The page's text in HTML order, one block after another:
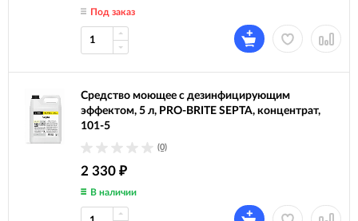
Под заказ
Средство моющее c дезинфицирующим
эффектом, 5 л, PRO-BRITE SEPTA, концентрат,
101-5
(0)
2 330 ₽
В наличии